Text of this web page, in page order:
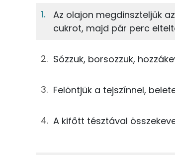
11gnapraforgó olaj
17g cukor
5gfokhagyma
5%
Foszfor
Az olajon megdinszteljük
cukrot, majd pár perc
Sózzuk, borsozzuk,
Felöntjük a tejszínnel,
A kifőtt tésztával